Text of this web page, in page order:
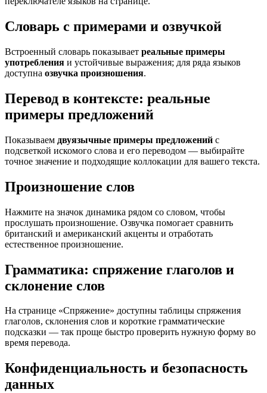
Словарь с примерами и озвучкой
Встроенный словарь показывает реальные примеры
употребления и устойчивые выражения; для ряда языков
доступна озвучка произношения.
Перевод в контексте: реальные
примеры предложений
Показываем двуязычные примеры предложений с
подсветкой искомого слова и его переводом — выбирайте
точное значение и подходящие коллокации для вашего текста.
Произношение слов
Нажмите на значок динамика рядом со словом, чтобы
прослушать произношение. Озвучка помогает сравнить
британский и американский акценты и отработать
естественное произношение.
Грамматика: спряжение глаголов и
склонение слов
На странице «Спряжение» доступны таблицы спряжения
глаголов, склонения слов и короткие грамматические
подсказки — так проще быстро проверить нужную форму во
время перевода.
Конфиденциальность и безопасность
данных